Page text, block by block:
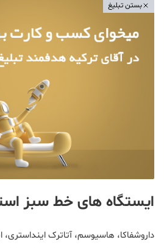
بستن تبلیغ
ایستگاه های خط سبز
داروشفاکا، هاسیوسم، آتاترک اینداستری،